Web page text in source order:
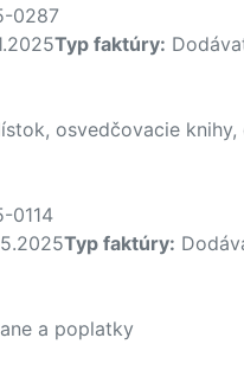
0287
Typ faktúry:
osvedčovacie knihy,
0114
Typ faktúry:
a poplatky